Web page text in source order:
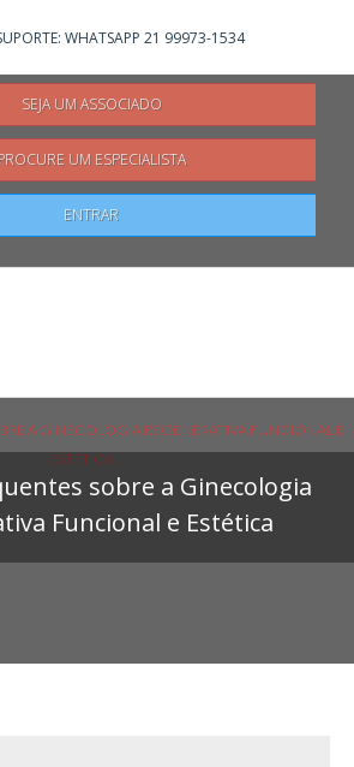
Pesquisar
WHATSAPP 21 99973-1534
SEJA UM ASSOCIADO
UM ESPECIALISTA
ENTRAR
A GINECOLOGIA REGENERATIVA FUNCIONAL E
ESTÉTICA
sobre a Ginecologia
Funcional e Estética